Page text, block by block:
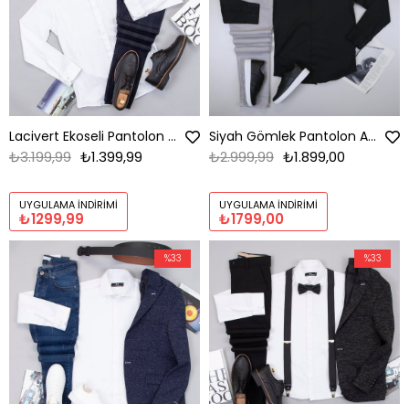
Lacivert Ekoseli Pantolon Beyaz Gömlek Ayakkabı Kombin
₺1.399,99
₺3.199,99
UYGULAMA İNDIRIMI
₺1299,99
Siyah Gömlek Pantolon Ayakkabı Kombin
₺1.899,00
₺2.999,99
UYGULAMA İNDIRIMI
₺1799,00
%33 %33